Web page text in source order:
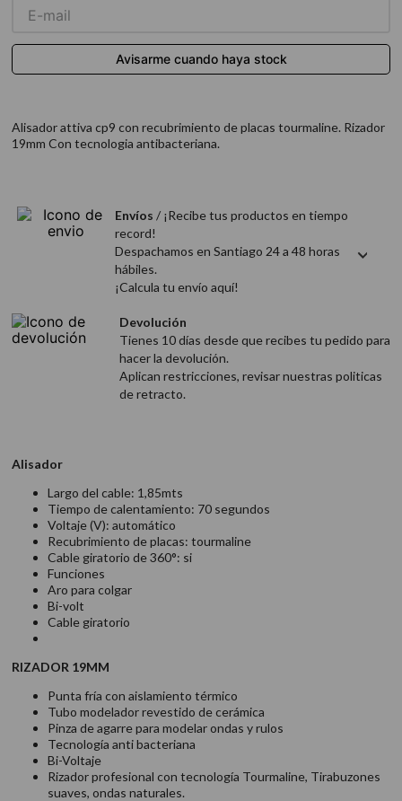
Alisador attiva cp9 con recubrimiento de placas tourmaline. Rizador
19mm Con tecnologia antibacteriana.
Envíos / ¡Recibe tus productos en tiempo
record!
Despachamos en Santiago 24 a 48 horas
hábiles.
¡Calcula tu envío aquí!
Devolución
Tienes 10 días desde que recibes tu pedido para
hacer la devolución.
Aplican restricciones, revisar nuestras politicas
de retracto.
Alisador
Largo del cable: 1,85mts
Tiempo de calentamiento: 70 segundos
Voltaje (V): automático
Recubrimiento de placas: tourmaline
Cable giratorio de 360°: si
Funciones
Aro para colgar
Bi-volt
Cable giratorio
RIZADOR 19MM
Punta fría con aislamiento térmico
Tubo modelador revestido de cerámica
Pinza de agarre para modelar ondas y rulos
Tecnología anti bacteriana
Bi-Voltaje
Rizador profesional con tecnología Tourmaline, Tirabuzones
suaves, ondas naturales.
9. acondicionador
protector térmico